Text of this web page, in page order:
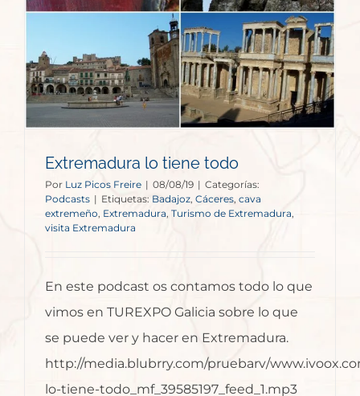
Extremadura lo tiene todo
Por Luz Picos Freire | 08/08/19 | Categorías:
Podcasts | Etiquetas: Badajoz Cáceres, cava
extremeño Extremadura, Turismo de Extremadura,
visita Extremadura
En este podcast os contamos todo lo que
vimos en TUREXPO Galicia sobre lo que
se puede ver y hacer en Extremadura.
http://media.blubrry.com/pruebarv/
lo-tiene-todo_mf_39585197_feed_1.mp3